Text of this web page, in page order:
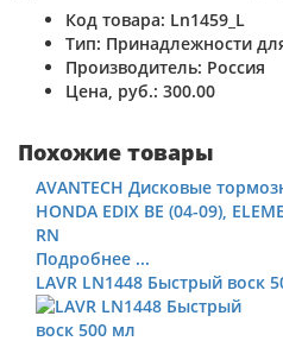
Код товара: Ln1459_L
Тип: Принадлежности
Производитель: Россия
Цена, руб.: 300.00
Похожие товары
AVANTECH Дисковые
HONDA EDIX BE (04-09),
RN
Подробнее ...
LAVR LN1448 Быстрый воск